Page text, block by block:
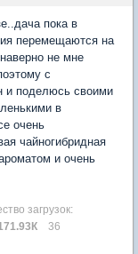
пока в
перемещаются на
не мне
с
и поделюсь своими
в
очень
чайногибридная
и очень
загрузок:
36